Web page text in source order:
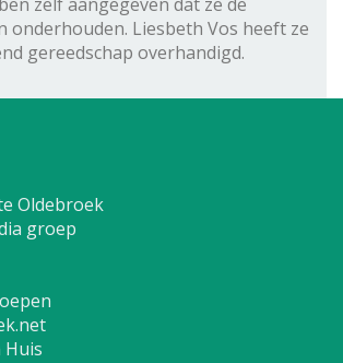
onderhouden. Liesbeth Vos heeft ze
gereedschap overhandigd.
Oldebroek
groep
Huis